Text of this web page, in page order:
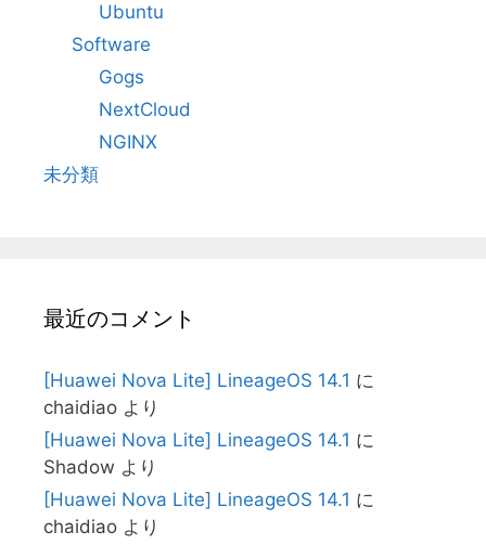
Ubuntu
Software
Gogs
NextCloud
NGINX
未分類
最近のコメント
[Huawei Nova Lite] LineageOS 14.1 に
chaidiao より
[Huawei Nova Lite] LineageOS 14.1 に
Shadow より
[Huawei Nova Lite] LineageOS 14.1 に
chaidiao より